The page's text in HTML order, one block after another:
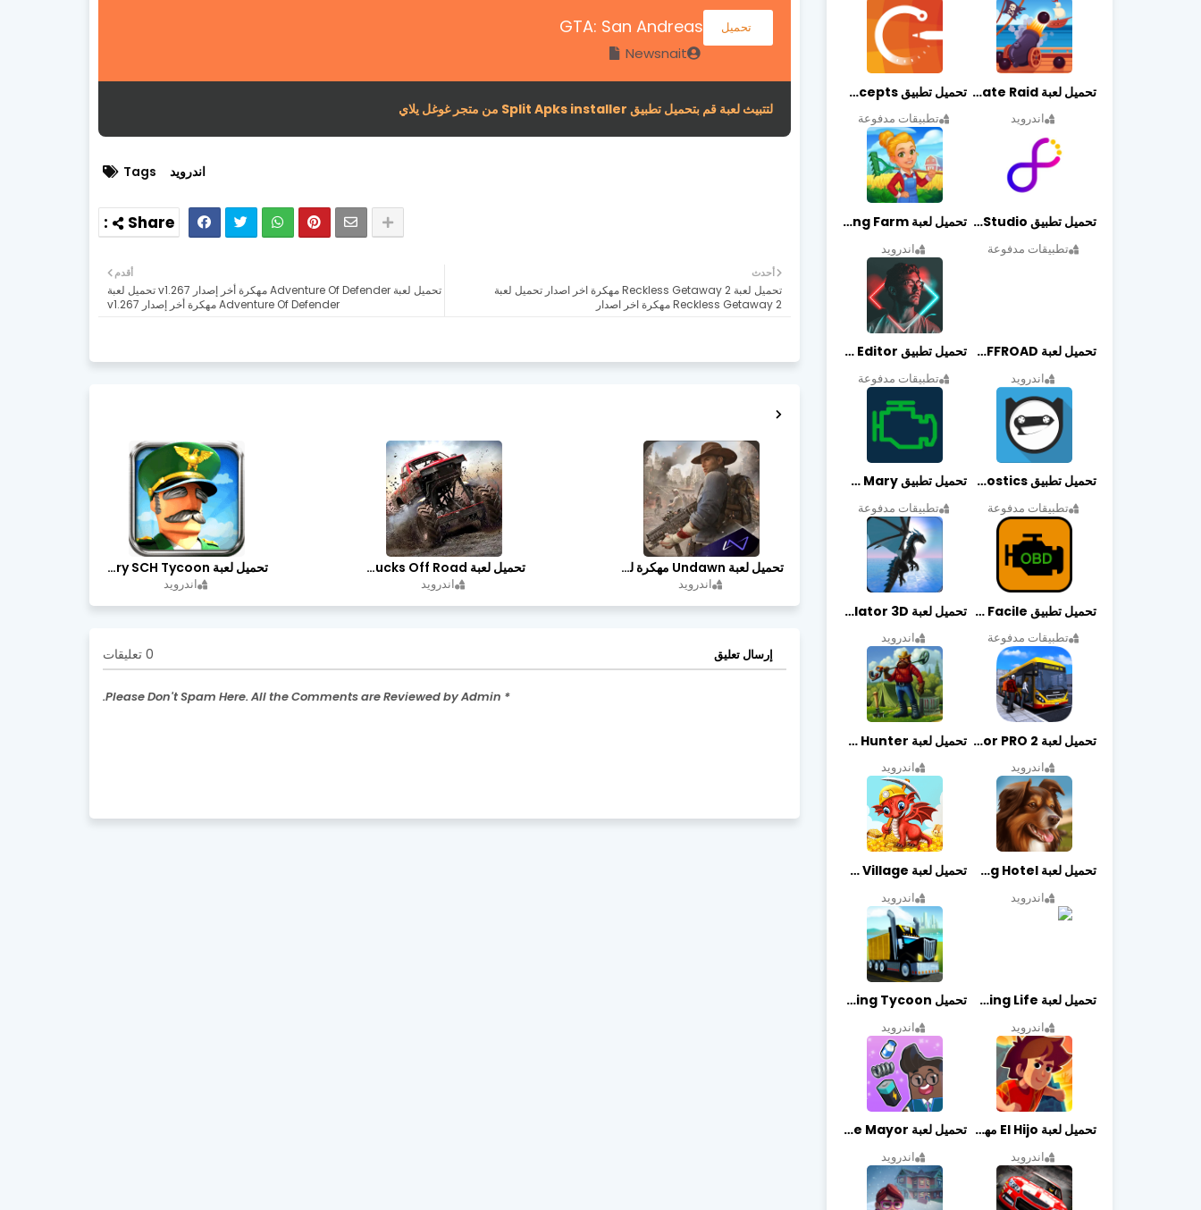
GTA: San Andreas تحميل
Newsnait
لتتبيث لعبة قم بتحميل تطبيق Split Apks installer من متجر غوغل يلاي
Tags اندرويد
أحدث
تحميل لعبة Reckless Getaway 2 مهكرة اخر اصدار تحميل لعبة
Reckless Getaway 2 مهكرة اخر اصدار
أقدم
تحميل لعبة Adventure Of Defender مهكرة أخر إصدار v1.267 تحميل لعبة
Adventure Of Defender مهكرة أخر إصدار v1.267
تحميل لعبة Undawn مهكرة للأندرويد أخر إصدار | تحميل مباشر + موارد غير محدودة
اندرويد
تحميل لعبة Trucks Off Road مهكرة اخر اصدار
اندرويد
تحميل لعبة Idle Military SCH Tycoon مهكرة آخر إصدار
اندرويد
إرسال تعليق 0 تعليقات
* Please Don't Spam Here. All the Comments are Reviewed by Admin.
تحميل لعبة Pirate Raid مهكرة أخر إصدار
اندرويد
تحميل تطبيق Concepts مهكر أخر إصدار
تطبيقات مدفوعة
تحميل تطبيق Graphic Studio مهكر أخر إصدار
تطبيقات مدفوعة
تحميل لعبة Cooking Farm مهكرة أخر إصدار
اندرويد
تحميل لعبة PROJECT:OFFROAD مهكرة أخر إصدار
اندرويد
تحميل تطبيق NeonArt Photo Editor مهكر أخر إصدار
تطبيقات مدفوعة
تحميل تطبيق OBDeleven Car Diagnostics مهكر أخر إصدار
تطبيقات مدفوعة
تحميل تطبيق Obd Mary مهكر أخر إصدار
تطبيقات مدفوعة
تحميل تطبيق EOBD Facile مهكر أخر إصدار
تطبيقات مدفوعة
تحميل لعبة Dragon Simulator 3D مهكرة أخر إصدار
اندرويد
تحميل لعبة Bus Simulator PRO 2 مهكرة أخر إصدار
اندرويد
تحميل لعبة Treasure Hunter مهكرة أخر إصدار
اندرويد
تحميل لعبة Dog Hotel مهكرة أخر إصدار
اندرويد
تحميل لعبة Dragon Village مهكرة أخر إصدار
اندرويد
تحميل لعبة Begging Life مهكرة أخر إصدار
اندرويد
تحميل Transit King Tycoon مهكرة أخر إصدار
اندرويد
تحميل لعبة El Hijo مهكرة أخر إصدار
اندرويد
تحميل لعبة Merge Mayor مهكرة أخر إصدار
اندرويد